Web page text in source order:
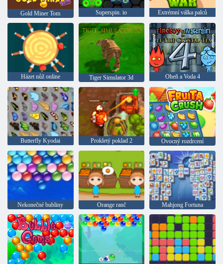
Gold Miner Tom Superspin. io Extrémní válka palců
Házet nůž online Tiger Simulator 3d Oheň a Voda 4
Butterfly Kyodai Prokletý poklad 2 Ovocný rozdrcení
Nekonečné bubliny Orange ranč Mahjong Fortuna